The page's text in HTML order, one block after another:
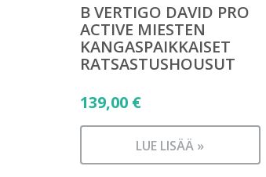
B VERTIGO DAVID PRO
ACTIVE MIESTEN
KANGASPAIKKAISET
RATSASTUSHOUSUT
139,00 €
LUE LISÄÄ »